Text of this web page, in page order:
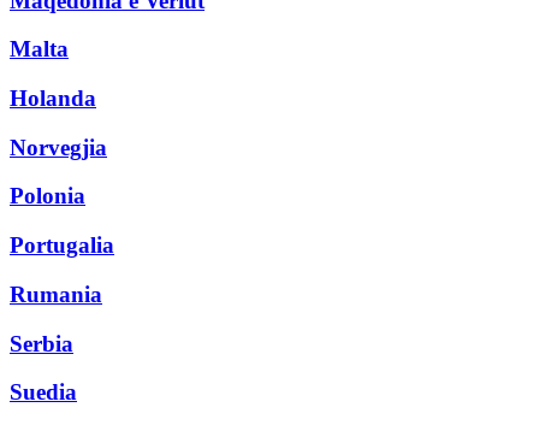
Malta
Holanda
Norvegjia
Polonia
Portugalia
Rumania
Serbia
Suedia